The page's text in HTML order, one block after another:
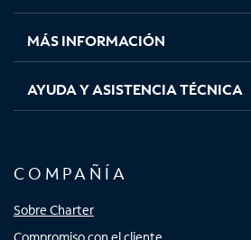
nuevanuevanuevanueva
MÁS INFORMACIÓN
AYUDA Y ASISTENCIA TÉCNICA
COMPAÑÍA
Sobre Charter